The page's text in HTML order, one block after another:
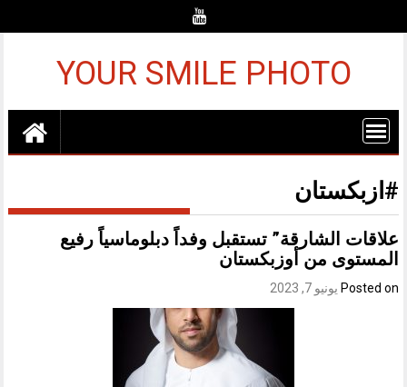
YOUR SMILE PHOTO
#ازبكستان
علاقات الشارقة” تستقبل وفداً دبلوماسياً رفيع
المستوى من أوزبكستان
Posted on يونيو 7, 2023